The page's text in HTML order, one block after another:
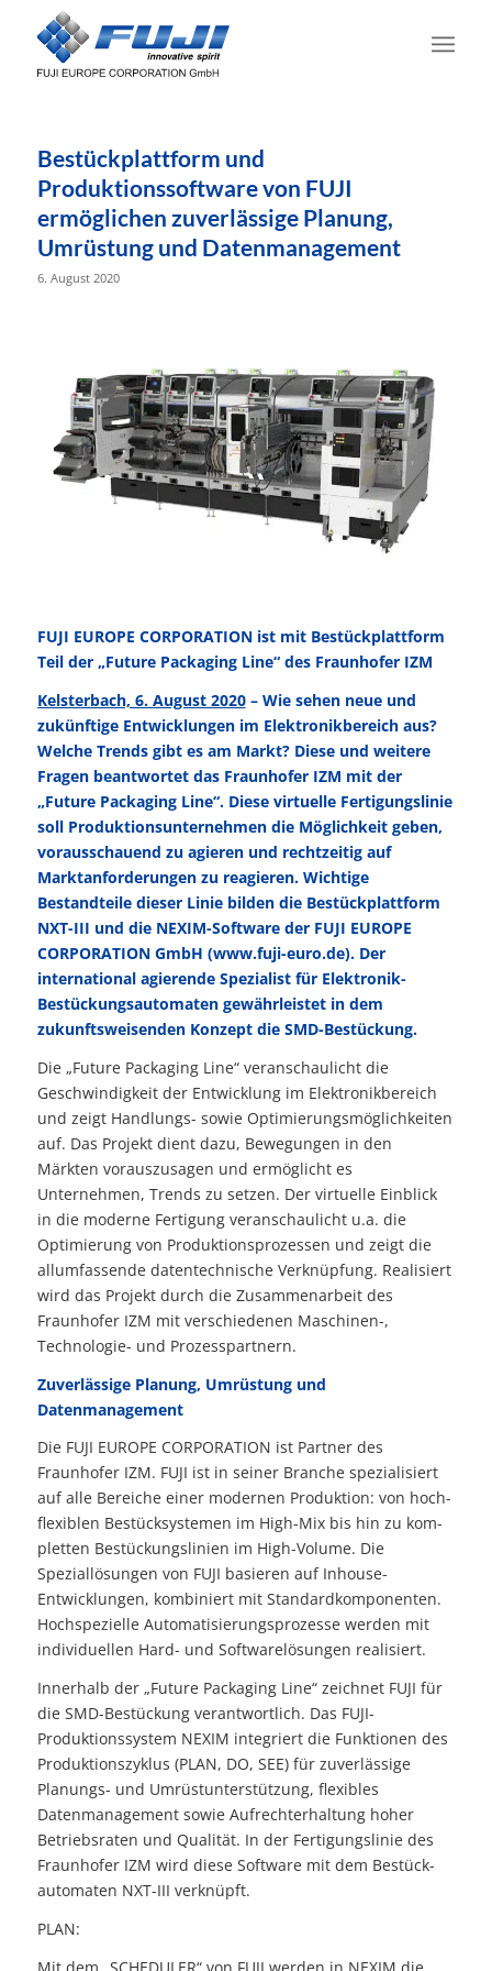
Bestückplattform und
Produktionssoftware von FUJI
ermöglichen zuverlässige Planung,
Umrüstung und Datenmanagement
6. August 2020
FUJI EUROPE CORPORATION ist mit Bestückplattform
Teil der „Future Packaging Line“ des Fraunhofer IZM
Kelsterbach, 6. August 2020– Wie sehen neue und
zukünftige Entwicklungen im Elektronikbereich aus?
Welche Trends gibt es am Markt? Diese und weitere
Fragen beantwortet das Fraunhofer IZM mit der
„Future Packaging Line“. Diese virtuelle Fertigungslinie
soll Produktionsunternehmen die Möglichkeit geben,
vorausschauend zu agieren und rechtzeitig auf
Marktanforderungen zu reag­ieren. Wichtige
Bestandteile dieser Linie bilden die Bestückplattform
NXT-III und die NEXIM-Software der FUJI EUROPE
CORPORATION GmbH (www.fuji-euro.de). Der
international agierende Spezialist für Elek­tronik-
Bestückungs­auto­maten gewährleistet in dem
zukunftsweisenden Konzept die SMD-Be­stückung.
Die „Future Packaging Line“ veranschaulicht die
Geschwindigkeit der Entwicklung im Elektronikbereich
und zeigt Handlungs- sowie Optimierungsmöglichkeiten
auf. Das Projekt dient dazu, Bewegungen in den
Märkten vorauszusagen und ermöglicht es
Unternehmen, Trends zu setzen. Der virtuelle Einblick
in die moderne Fertigung ver­anschaulicht u.a. die
Optimierung von Produktionsprozessen und zeigt die
allum­fassende datentechnische Verknüpfung. Realisiert
wird das Projekt durch die Zu­sammen­arbeit des
Fraunhofer IZM mit ver­schiedenen Maschinen-,
Technologie- und Prozesspartnern.
Zuverlässige Planung, Umrüstung und
Datenmanagement
Die FUJI EUROPE CORPORATION ist Partner des
Fraunhofer IZM. FUJI ist in sei­ner Branche spezialisiert
auf alle Bereiche einer modernen Produktion: von hoch­
flexiblen Bestück­systemen im High-Mix bis hin zu kom­
pletten Be­stückungslinien im High-Volume. Die
Speziallösungen von FUJI basieren auf Inhouse-
Entwicklungen, kombiniert mit Standardkomponenten.
Hochspezielle Automatisierungsprozesse werden mit
indivi­duellen Hard- und Softwarelösungen realisiert.
Innerhalb der „Future Packaging Line“ zeichnet FUJI für
die SMD-Bestückung verant­wortlich. Das FUJI-
Produktionssystem NEXIM integriert die Funk­tionen des
Produk­tionszyklus (PLAN, DO, SEE) für zuverlässige
Planungs- und Umrüstunterstützung, flexibles
Datenmanagement sowie Aufrecht­erhaltung hoher
Betriebsraten und Quali­tät. In der Fertigungslinie des
Fraunhofer IZM wird diese Software mit dem Bestück­
automaten NXT-III verknüpft.
PLAN: